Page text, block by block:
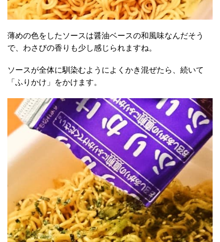
薄めの色をしたソースは醤油ベースの和風味なんだそう
で、わさびの香りも少し感じられますね。
ソースが全体に馴染むようによくかき混ぜたら、続いて
「ふりかけ」をかけます。